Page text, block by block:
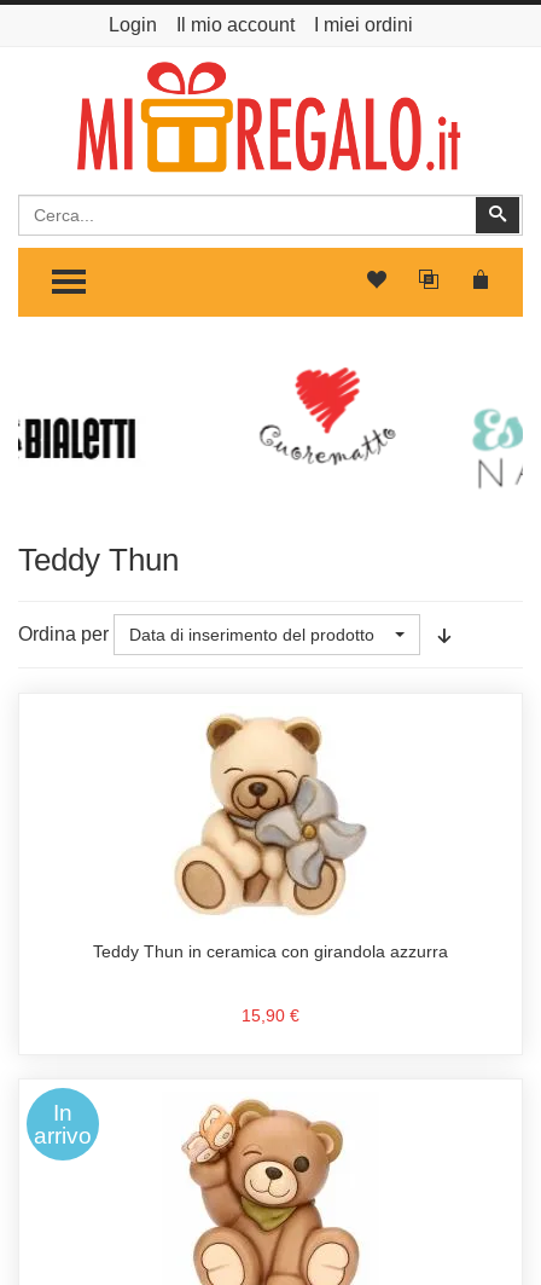
Login Il mio account I miei ordini
Cerca
TOGGLE MENU
Teddy Thun
Ordina per Data di inserimento del prodotto
Teddy Thun in ceramica con girandola azzurra
15,90 €
In
arrivo